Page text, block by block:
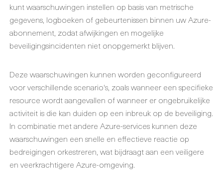
kunt waarschuwingen instellen op basis van metrische
gegevens, logboeken of gebeurtenissen binnen uw Azure-
abonnement, zodat afwijkingen en mogelijke
beveiligingsincidenten niet onopgemerkt blijven.
Deze waarschuwingen kunnen worden geconfigureerd
voor verschillende scenario's, zoals wanneer een specifieke
resource wordt aangevallen of wanneer er ongebruikelijke
activiteit is die kan duiden op een inbreuk op de beveiliging.
In combinatie met andere Azure-services kunnen deze
waarschuwingen een snelle en effectieve reactie op
bedreigingen orkestreren, wat bijdraagt aan een veiligere
en veerkrachtigere Azure-omgeving.